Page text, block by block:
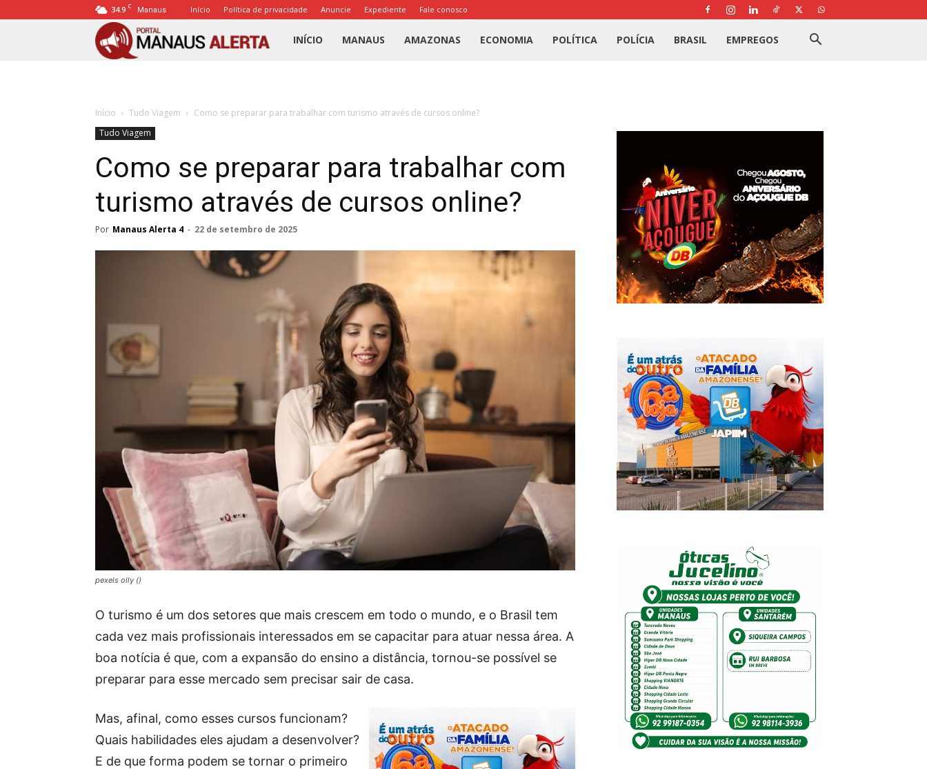
34.9 C Manaus Início Política de privacidade Anuncie Expediente Fale conosco
Portal
INÍCIO MANAUS AMAZONAS ECONOMIA POLÍTICA POLÍCIA BRASIL EMPREGOS
Início Tudo Viagem
Como se preparar para trabalhar com turismo através de cursos online?
Tudo Viagem
Como se preparar para trabalhar com
turismo através de cursos online?
Por Manaus Alerta 4 - 22 de setembro de 2025
pexels olly ()
O turismo é um dos setores que mais crescem em todo o mundo, e o Brasil tem
cada vez mais profissionais interessados em se capacitar para atuar nessa área. A
boa notícia é que, com a expansão do ensino a distância, tornou-se possível se
preparar para esse mercado sem precisar sair de casa.
Mas, afinal, como esses cursos funcionam?
Quais habilidades eles ajudam a desenvolver?
E de que forma podem se tornar o primeiro